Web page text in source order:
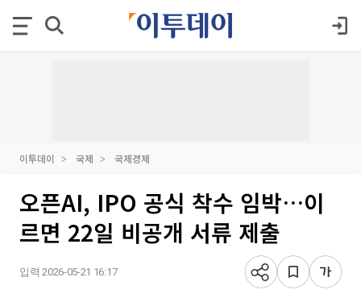
이투데이 국제 국제경제
오픈AI, IPO 공식 착수 임박…이
르면 22일 비공개 서류 제출
입력 2026-05-21 16:17